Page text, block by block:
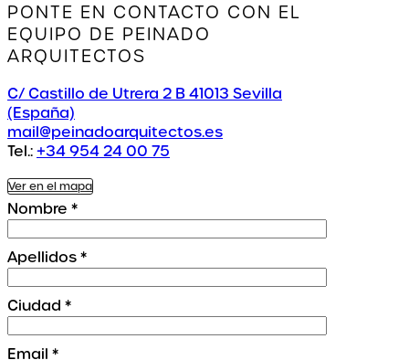
PONTE EN CONTACTO CON EL
EQUIPO DE PEINADO
ARQUITECTOS
C/ Castillo de Utrera 2 B 41013 Sevilla
(España)
mail@peinadoarquitectos.es
Tel.:+34 954 24 00 75
Ver en el mapa
Nombre *
Apellidos*
Ciudad *
Email *